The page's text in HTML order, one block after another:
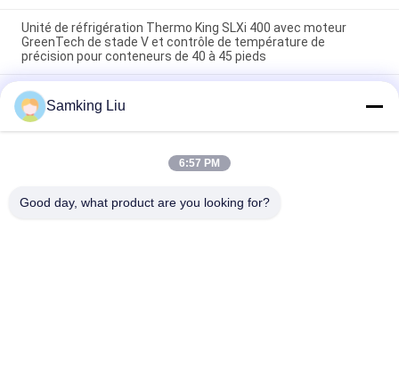
Unité de réfrigération Thermo King SLXi 400 avec moteur
GreenTech de stade V et contrôle de température de
précision pour conteneurs de 40 à 45 pieds
modèle Legend L-1880 30/50 THERMO KING nouvelle unité de
réfrigération pour remorque Marché Asie-Pacifique meilleure
économie de carburant et performances de refroidissement
plus élevées
T-880 Pro T-80 T-680Pro/T-780Pro/T-1080Pro/T-1280Pro
Samking Liu
6:57 PM
Good day, what product are you looking for?